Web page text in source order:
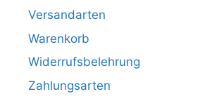
Versandarten
Warenkorb
Widerrufsbelehrung
Zahlungsarten